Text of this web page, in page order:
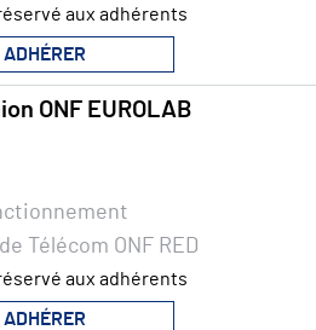
aux adhérents
ADHÉRER
ONF EUROLAB
Télécom ONF RED
aux adhérents
ADHÉRER